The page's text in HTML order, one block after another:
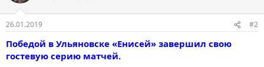
26.01.2019 #2
Победой в Ульяновске «Енисей» завершил свою
гостевую серию матчей.